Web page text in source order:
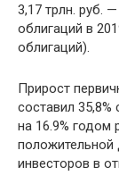
3,17 трлн. руб.
облигаций в
облигаций).
Прирост
составил
на 16.9% годом
положительной
инвесторов в